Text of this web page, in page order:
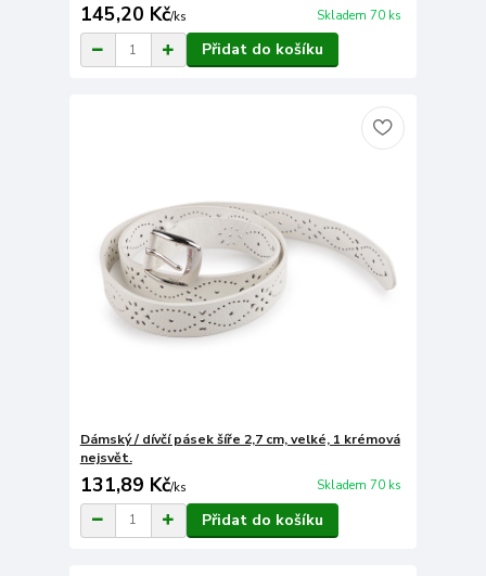
145,20 Kč/ks Skladem 70 ks
Přidat do košíku
Dámský / dívčí pásek šíře 2,7 cm, velké, 1 krémová
nejsvět.
131,89 Kč/ks Skladem 70 ks
Přidat do košíku